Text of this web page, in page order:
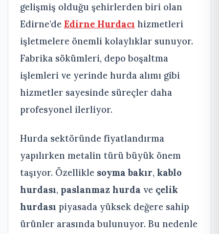
gelişmiş olduğu şehirlerden biri olan
Edirne’de Edirne Hurdacı hizmetleri
işletmelere önemli kolaylıklar sunuyor.
Fabrika sökümleri, depo boşaltma
işlemleri ve yerinde hurda alımı gibi
hizmetler sayesinde süreçler daha
profesyonel ilerliyor.
Hurda sektöründe fiyatlandırma
yapılırken metalin türü büyük önem
taşıyor. Özellikle soyma bakır, kablo
hurdası, paslanmaz hurda ve çelik
hurdası piyasada yüksek değere sahip
ürünler arasında bulunuyor. Bu nedenle